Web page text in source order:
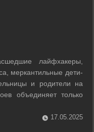
лайфхакеры,
меркантильные дети-
и родители на
объединяет только
17.05.2025